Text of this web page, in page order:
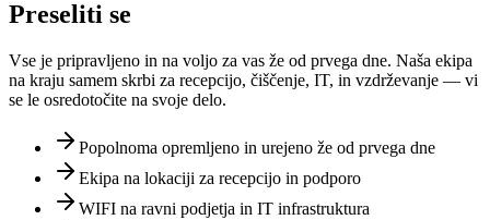
Preseliti se
Vse je pripravljeno in na voljo za vas že od prvega dne. Naša ekipa
na kraju samem skrbi za recepcijo, čiščenje, IT, in vzdrževanje — vi
se le osredotočite na svoje delo.
Popolnoma opremljeno in urejeno že od prvega dne
Ekipa na lokaciji za recepcijo in podporo
WIFI na ravni podjetja in IT infrastruktura